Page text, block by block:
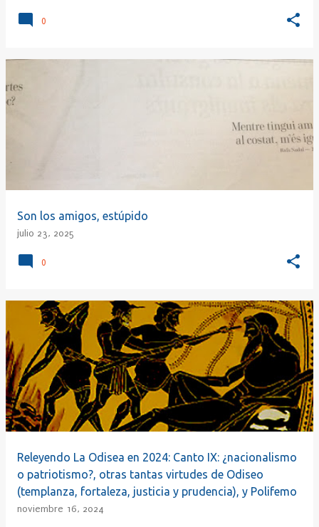
0
Son los amigos, estúpido
julio 23, 2025
0
Releyendo La Odisea en 2024: Canto IX: ¿nacionalismo
o patriotismo?, otras tantas virtudes de Odiseo
(templanza, fortaleza, justicia y prudencia), y Polifemo
noviembre 16, 2024